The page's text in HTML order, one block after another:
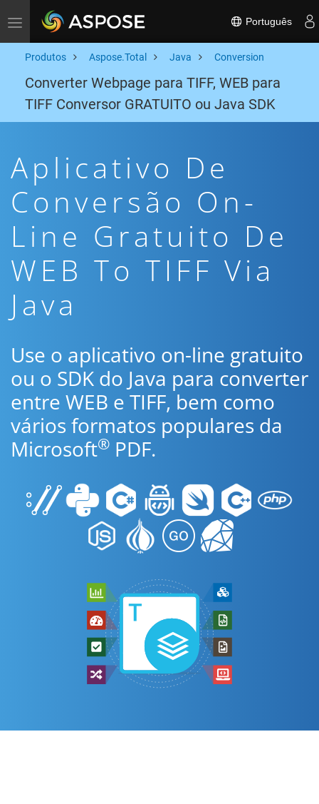
Toggle navigation Português
Produtos Aspose.Total Java Conversion
Converter Webpage para TIFF, WEB para
TIFF Conversor GRATUITO ou Java SDK
Aplicativo De
Conversão On-
Line Gratuito De
WEB To TIFF Via
Java
Use o aplicativo on-line gratuito
ou o SDK do Java para converter
entre WEB e TIFF, bem como
vários formatos populares da
Microsoft® PDF.